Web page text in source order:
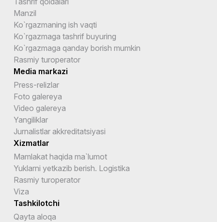
Manzil
Ko`rgazmaning ish vaqti
Ko`rgazmaga tashrif buyuring
Ko`rgazmaga qanday borish mumkin
Rasmiy turoperator
Media markazi
Press-relizlar
Foto galereya
Video galereya
Yangiliklar
Jurnalistlar akkreditatsiyasi
Xizmatlar
Mamlakat haqida ma`lumot
Yuklarni yetkazib berish. Logistika
Rasmiy turoperator
Viza
Tashkilotchi
Qayta aloqa